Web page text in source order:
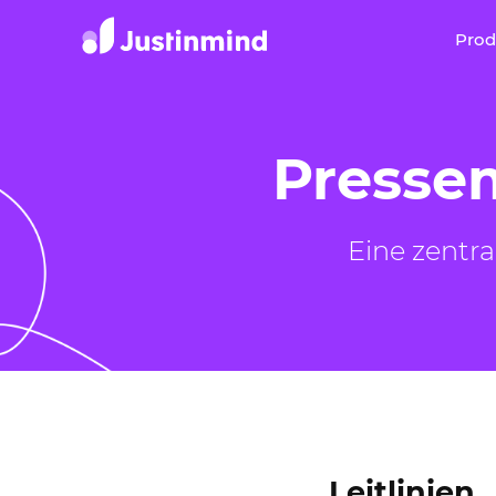
Eine